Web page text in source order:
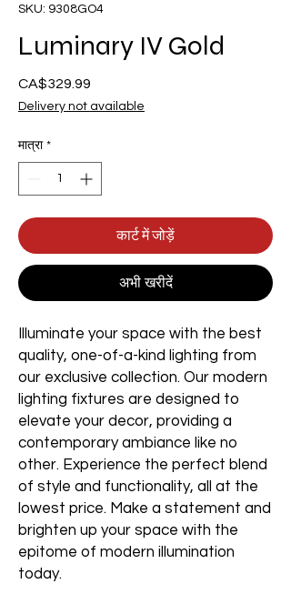
SKU: 9308GO4
Luminary IV Gold
CA$329.99
Delivery not available
मात्रा *
कार्ट में जोड़ें
अभी खरीदें
Illuminate your space with the best
quality, one-of-a-kind lighting from
our exclusive collection. Our modern
lighting fixtures are designed to
elevate your decor, providing a
contemporary ambiance like no
other. Experience the perfect blend
of style and functionality, all at the
lowest price. Make a statement and
brighten up your space with the
epitome of modern illumination
today.